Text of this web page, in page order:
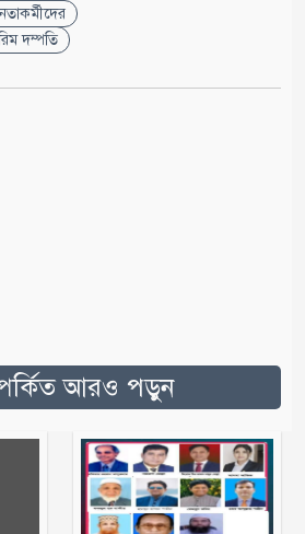
দম্পতি
আরও পড়ুন